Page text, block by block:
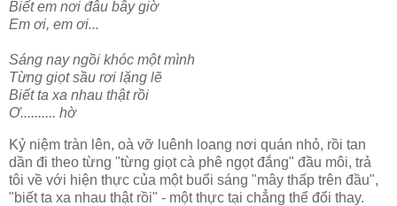
Biết em nơi đâu bây giờ
Em ơi, em ơi...
Sáng nay ngồi khóc một mình
Từng giọt sầu rơi lặng lẽ
Biết ta xa nhau thật rồi
Ơ.......... hờ
Kỷ niệm tràn lên, oà vỡ luênh loang nơi quán nhỏ, rồi tan
dần đi theo từng "từng giọt cà phê ngọt đắng" đầu môi, trả
tôi về với hiện thực của một buổi sáng "mây thấp trên đầu",
"biết ta xa nhau thật rồi" - một thực tại chẳng thể đổi thay.